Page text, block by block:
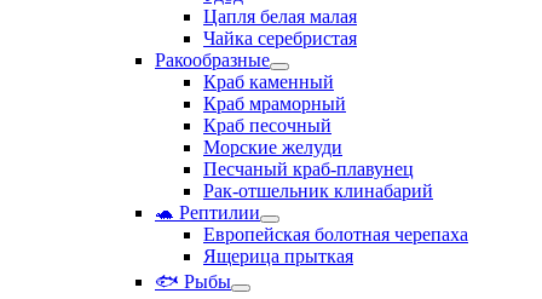
Цапля белая малая
Чайка серебристая
Ракообразные
Краб каменный
Краб мраморный
Краб песочный
Морские желуди
Песчаный краб-плавунец
Рак-отшельник клинабарий
🐢 Рептилии
Европейская болотная черепаха
Ящерица прыткая
🐟 Рыбы